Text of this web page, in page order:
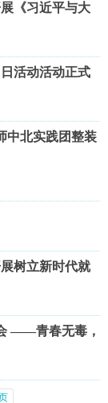
《习近平与大
活动活动正式
中北实践团整装
树立新时代就
——青春无毒，